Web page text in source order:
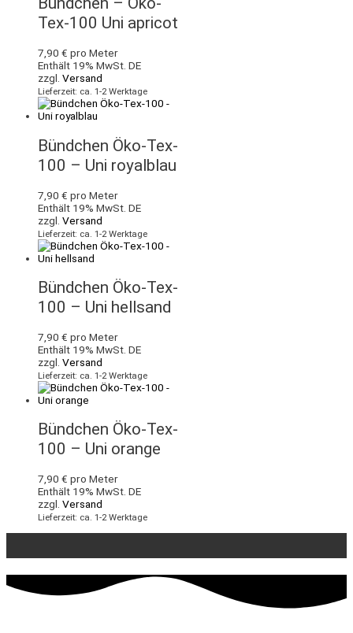
Tex-100 Uni apricot
7,90 € pro Meter
Enthält 19% MwSt. DE
zzgl. Versand
Lieferzeit: ca. 1-2 Werktage
Bündchen Öko-Tex-
100 – Uni royalblau
7,90 € pro Meter
Enthält 19% MwSt. DE
zzgl. Versand
Lieferzeit: ca. 1-2 Werktage
Bündchen Öko-Tex-
100 – Uni hellsand
7,90 € pro Meter
Enthält 19% MwSt. DE
zzgl. Versand
Lieferzeit: ca. 1-2 Werktage
Bündchen Öko-Tex-
100 – Uni orange
7,90 € pro Meter
Enthält 19% MwSt. DE
zzgl. Versand
Lieferzeit: ca. 1-2 Werktage